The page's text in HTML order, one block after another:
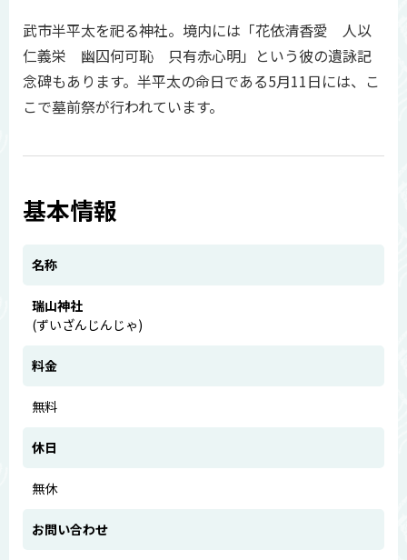
武市半平太を祀る神社。境内には「花依清香愛 人以
仁義栄 幽囚何可恥 只有赤心明」という彼の遺詠記
念碑もあります。半平太の命日である5月11日には、こ
こで墓前祭が行われています。
基本情報
名称
瑞山神社
(ずいざんじんじゃ)
料金
無料
休日
無休
お問い合わせ